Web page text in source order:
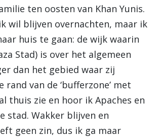
ten oosten van Khan Yunis.
wil blijven overnachten, maar ik
huis te gaan: de wijk waarin
Stad) is over het algemeen
dan het gebied waar zij
rand van de ‘bufferzone’ met
thuis zie en hoor ik Apaches en
stad. Wakker blijven en
geen zin, dus ik ga maar